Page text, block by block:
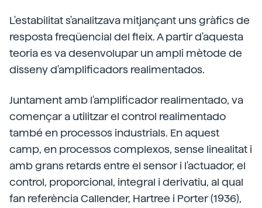
L'estabilitat s'analitzava mitjançant uns gràfics de
resposta freqüencial del fleix. A partir d'aquesta
teoria es va desenvolupar un ampli mètode de
disseny d'amplificadors realimentados.
Juntament amb l'amplificador realimentado, va
començar a utilitzar el control realimentado
també en processos industrials. En aquest
camp, en processos complexos, sense linealitat i
amb grans retards entre el sensor i l'actuador, el
control, proporcional, integral i derivatiu, al qual
fan referència Callender, Hartree i Porter (1936),